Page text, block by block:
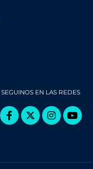
SEGUINOS EN LAS REDES